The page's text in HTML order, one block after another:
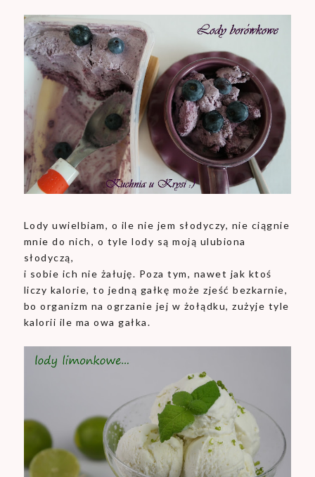
Lody uwielbiam, o ile nie jem słodyczy, nie ciągnie
mnie do nich, o tyle lody są moją ulubiona
słodyczą,
i sobie ich nie żałuję. Poza tym, nawet jak ktoś
liczy kalorie, to jedną gałkę może zjeść bezkarnie,
bo organizm na ogrzanie jej w żołądku, zużyje tyle
kalorii ile ma owa gałka.